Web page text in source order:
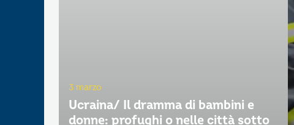
3 marzo
Ucraina/ Il dramma di bambini e
donne: profughi o nelle città sotto